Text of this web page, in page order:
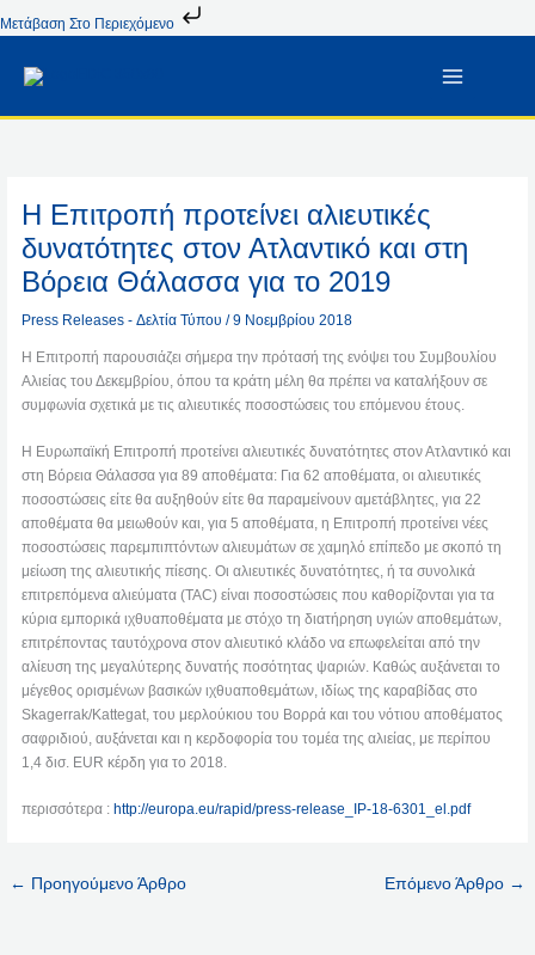
Μετάβαση Στο Περιεχόμενο
Στο
Η Επιτροπή προτείνει αλιευτικές
δυνατότητες στον Ατλαντικό και στη
Βόρεια Θάλασσα για το 2019
Press Releases - Δελτία Τύπου /9 Νοεμβρίου 2018
Η Επιτροπή παρουσιάζει σήμερα την πρότασή της ενόψει του Συμβουλίου
Αλιείας του Δεκεμβρίου, όπου τα κράτη μέλη θα πρέπει να καταλήξουν σε
συμφωνία σχετικά με τις αλιευτικές ποσοστώσεις του επόμενου έτους.
Η Ευρωπαϊκή Επιτροπή προτείνει αλιευτικές δυνατότητες στον Ατλαντικό και
στη Βόρεια Θάλασσα για 89 αποθέματα: Για 62 αποθέματα, οι αλιευτικές
ποσοστώσεις είτε θα αυξηθούν είτε θα παραμείνουν αμετάβλητες, για 22
αποθέματα θα μειωθούν και, για 5 αποθέματα, η Επιτροπή προτείνει νέες
ποσοστώσεις παρεμπιπτόντων αλιευμάτων σε χαμηλό επίπεδο με σκοπό τη
μείωση της αλιευτικής πίεσης. Οι αλιευτικές δυνατότητες, ή τα συνολικά
επιτρεπόμενα αλιεύματα (TAC) είναι ποσοστώσεις που καθορίζονται για τα
κύρια εμπορικά ιχθυαποθέματα με στόχο τη διατήρηση υγιών αποθεμάτων,
επιτρέποντας ταυτόχρονα στον αλιευτικό κλάδο να επωφελείται από την
αλίευση της μεγαλύτερης δυνατής ποσότητας ψαριών. Καθώς αυξάνεται το
μέγεθος ορισμένων βασικών ιχθυαποθεμάτων, ιδίως της καραβίδας στο
Skagerrak/Kattegat, του μερλούκιου του Βορρά και του νότιου αποθέματος
σαφριδιού, αυξάνεται και η κερδοφορία του τομέα της αλιείας, με περίπου
1,4 δισ. EUR κέρδη για το 2018.
περισσότερα : http://europa.eu/rapid/press-release_IP-18-6301_el.pdf
← Προηγούμενο Άρθρο Επόμενο Άρθρο →